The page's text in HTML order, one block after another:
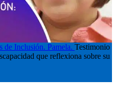
de Inclusión. Pamela. Testimonio
que reflexiona sobre su